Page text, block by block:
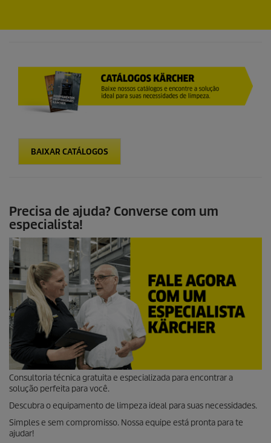
BAIXAR CATÁLOGOS
Precisa de ajuda? Converse com um
especialista!
Consultoria técnica gratuita e especializada para encontrar a
solução perfeita para você.
Descubra o equipamento de limpeza ideal para suas necessidades.
Simples e sem compromisso. Nossa equipe está pronta para te
ajudar!